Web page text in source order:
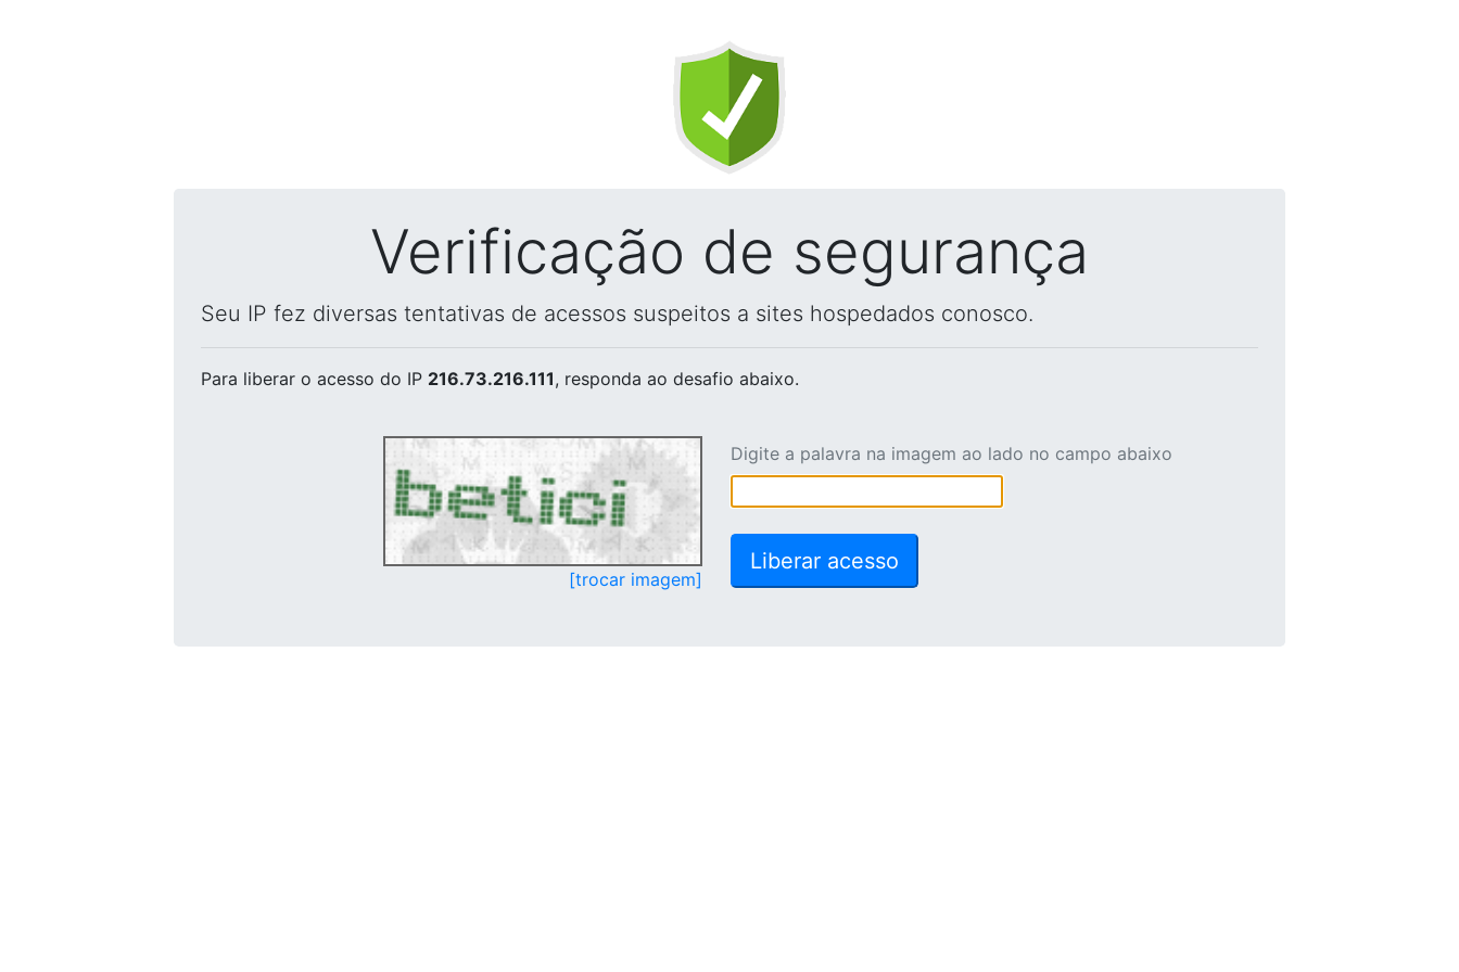
Verificação de segurança
Seu IP fez diversas tentativas de acessos suspeitos a sites hospedados conosco.
Para liberar o acesso do IP 216.73.216.111, responda ao desafio abaixo.
[trocar imagem]
Digite a palavra na imagem ao lado no campo abaixo